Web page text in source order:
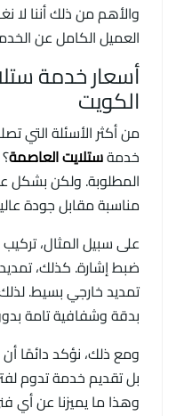
والأهم من ذلك أننا لا
العميل الكامل عن
أسعار خدمة
الكويت
من أكثر الأسئلة التي
خدمةستلايت العاصمة
المطلوبة. ولكن بشكل
مناسبة مقابل جودة
على سبيل المثال،
ضبط إشارة. كذلك،
تمديد خارجي بسيط.
بدقة وشفافية تامة
ومع ذلك، نؤكد دائمًا
بل تقديم خدمة تدوم
وهذا ما يميزنا عن أي